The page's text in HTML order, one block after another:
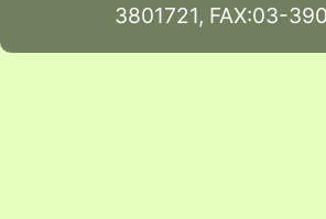
3801721, FAX:03-